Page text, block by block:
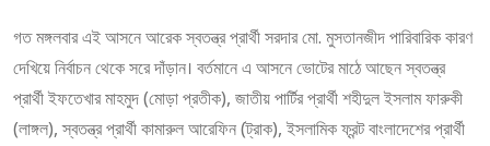
গত মঙ্গলবার এই আসনে আরেক স্বতন্ত্র প্রার্থী সরদার মো. মুসতানজীদ পারিবারিক কারণ
দেখিয়ে নির্বাচন থেকে সরে দাঁড়ান। বর্তমানে এ আসনে ভোটের মাঠে আছেন স্বতন্ত্র
প্রার্থী ইফতেখার মাহমুদ (মোড়া প্রতীক), জাতীয় পার্টির প্রার্থী শহীদুল ইসলাম ফারুকী
(লাঙ্গল), স্বতন্ত্র প্রার্থী কামারুল আরেফিন (ট্রাক), ইসলামিক ফ্রন্ট বাংলাদেশের প্রার্থী